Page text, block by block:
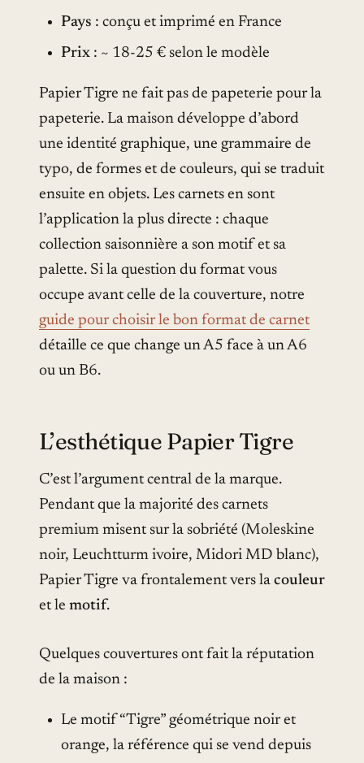
Pays : conçu et imprimé en France
Prix: ~ 18-25 € selon le modèle
Papier Tigre ne fait pas de papeterie pour la
papeterie. La maison développe d’abord
une identité graphique, une grammaire de
typo, de formes et de couleurs, qui se traduit
ensuite en objets. Les carnets en sont
l’application la plus directe : chaque
collection saisonnière a son motif et sa
palette. Si la question du format vous
occupe avant celle de la couverture, notre
guide pour choisir le bon format de carnet
détaille ce que change un A5 face à un A6
ou un B6.
L’esthétique Papier Tigre
C’est l’argument central de la marque.
Pendant que la majorité des carnets
premium misent sur la sobriété (Moleskine
noir, Leuchtturm ivoire, Midori MD blanc),
Papier Tigre va frontalement vers la couleur
et le motif.
Quelques couvertures ont fait la réputation
de la maison :
Le motif “Tigre” géométrique noir et
orange, la référence qui se vend depuis